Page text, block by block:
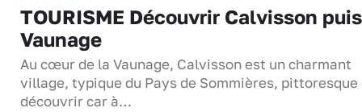
TOURISME Découvrir Calvisson
Vaunage
Au cœur de la Vaunage, Calvisson est un charmant
village, typique du Pays de Sommières, pittoresque
découvrir car à…